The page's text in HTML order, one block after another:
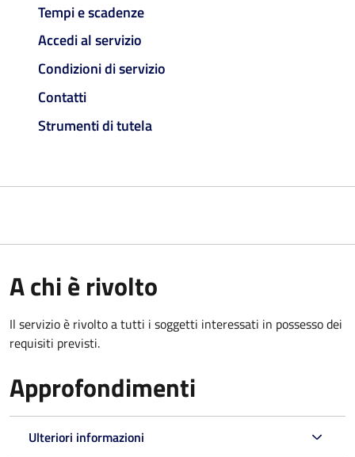
Tempi e scadenze
Accedi al servizio
Condizioni di servizio
Contatti
Strumenti di tutela
A chi è rivolto
Il servizio è rivolto a tutti i soggetti interessati in possesso dei
requisiti previsti.
Approfondimenti
Ulteriori informazioni